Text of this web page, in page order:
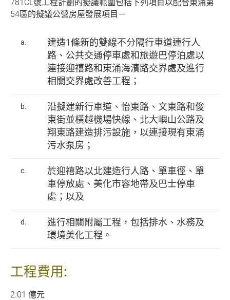
781CL號工程計劃的擬議範圍包括下列項目以配合東涌第
54區的擬議公營房屋發展項目－
a.
建造1條新的雙線不分隔行車道連行人
路、公共交通停車處和旅遊巴停泊處以
連接迎禧路和東涌海濱路交界處及進行
相關交界處改善工程；
b.
沿擬建新行車道、怡東路、文東路和俊
東街並橫越機場快線、北大嶼山公路及
翔東路建造排污設施，以連接現有東涌
污水泵房；
c.
於迎禧路以北建造行人路、單車徑、單
車停放處、美化市容地帶及巴士停車
處；以及
d.
進行相關附屬工程，包括排水、水務及
環境美化工程。
工程費用:
2.01 億元